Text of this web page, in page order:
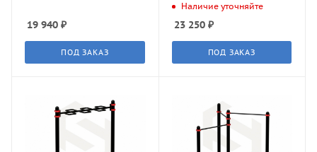
19 940 ₽
ПОД ЗАКАЗ
Наличие уточняйте
23 250₽
ПОД ЗАКАЗ